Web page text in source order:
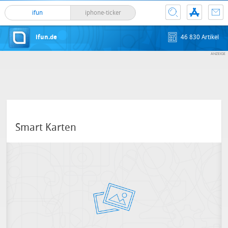
ifun iphone-ticker
ifun.de 46 830 Artikel
Smart Karten